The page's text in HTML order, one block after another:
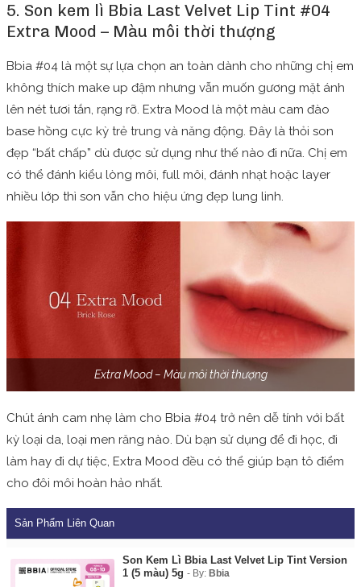
5. Son kem lì Bbia Last Velvet Lip Tint #04
Extra Mood – Màu môi thời thượng
Bbia #04 là một sự lựa chọn an toàn dành cho những chị em
không thích make up đậm nhưng vẫn muốn gương mặt ánh
lên nét tươi tắn, rạng rỡ. Extra Mood là một màu cam đào
base hồng cực kỳ trẻ trung và năng động. Đây là thỏi son
đẹp “bất chấp” dù được sử dụng như thế nào đi nữa. Chị em
có thể đánh kiểu lòng môi, full môi, đánh nhạt hoặc layer
nhiều lớp thì son vẫn cho hiệu ứng đẹp lung linh.
Extra Mood – Màu môi thời thượng
Chút ánh cam nhẹ làm cho Bbia #04 trở nên dễ tính với bất
kỳ loại da, loại men răng nào. Dù bạn sử dụng để đi học, đi
làm hay đi dự tiệc, Extra Mood đều có thể giúp bạn tô điểm
cho đôi môi hoàn hảo nhất.
Sản Phẩm Liên Quan
Son Kem Lì Bbia Last Velvet Lip Tint Version
1 (5 màu) 5g
By:Bbia